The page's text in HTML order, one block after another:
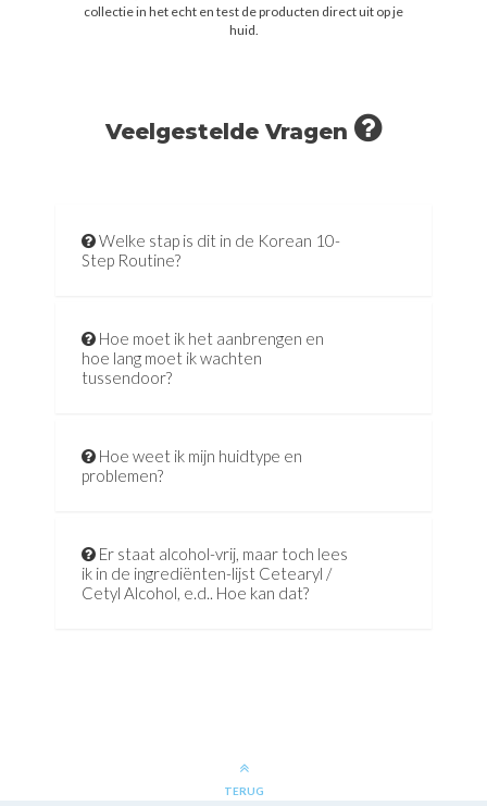
collectie in het echt en test de producten direct uit op je
huid.
Veelgestelde Vragen
Welke stap is dit in de Korean 10-
Step Routine?
Hoe moet ik het aanbrengen en
hoe lang moet ik wachten
tussendoor?
Hoe weet ik mijn huidtype en
problemen?
Er staat alcohol-vrij, maar toch lees
ik in de ingrediënten-lijst Cetearyl /
Cetyl Alcohol, e.d.. Hoe kan dat?
TERUG